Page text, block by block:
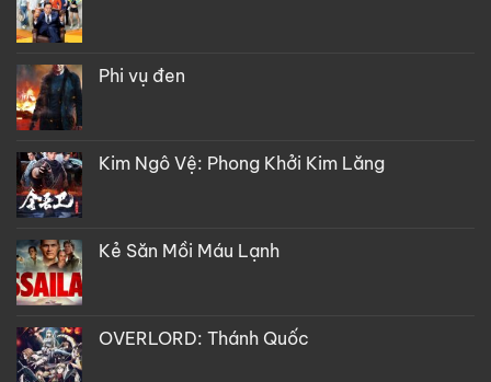
Phi vụ đen
Kim Ngô Vệ: Phong Khởi Kim Lăng
Kẻ Săn Mồi Máu Lạnh
OVERLORD: Thánh Quốc